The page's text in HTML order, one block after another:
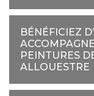
BÉNÉFICIEZ
PEINTURES
ALLOUESTRE